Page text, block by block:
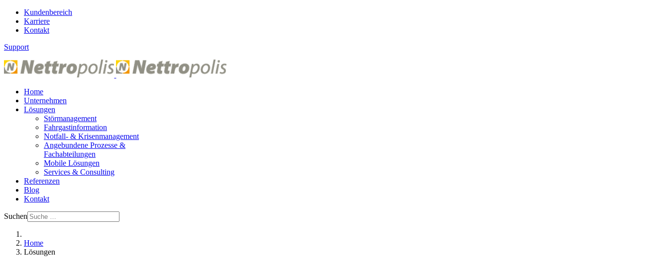
Kundenbereich
Karriere
Kontakt
Support
Home
Unternehmen
Lösungen
Störmanagement
Fahrgastinformation
Notfall- & Krisenmanagement
Angebundene Prozesse &
Fachabteilungen
Mobile Lösungen
Services & Consulting
Referenzen
Blog
Kontakt
Suchen
Home
Lösungen